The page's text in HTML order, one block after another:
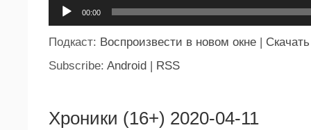
00:00
Подкаст: Воспроизвести в новом окне | Скачать
Subscribe: Android | RSS
Хроники (16+) 2020-04-11